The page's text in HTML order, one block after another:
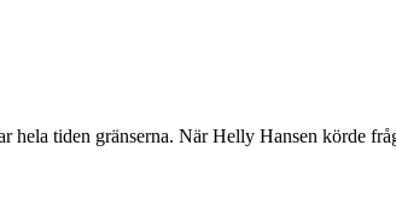
hela tiden gränserna. När Helly Hansen körde